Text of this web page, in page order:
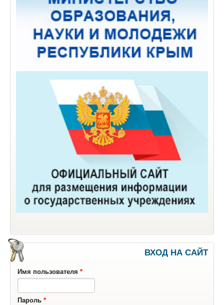
ВХОД НА САЙТ
Имя пользователя *
Пароль *